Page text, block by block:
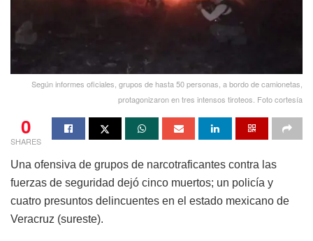
Según informes oficiales, grupos de hasta 50 personas, a bordo de camionetas,
protagonizaron en tres intensos tiroteos. Foto cortesía
0
SHARES
Una ofensiva de grupos de narcotraficantes contra las
fuerzas de seguridad dejó cinco muertos; un policía y
cuatro presuntos delincuentes en el estado mexicano de
Veracruz (sureste).